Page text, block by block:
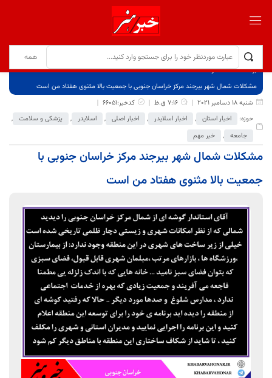
برگ نخست
نوشته‌ها
مشکلات شمال شهر بیرجند مرکز خراسان جنوبی با جمعیت بالا مثنوی هفتاد من است
شنبه 18 دسامبر 2021
7:16 ق.ظ
کدخبر:66051
حوزه:
اخبار استان , اخبار اسلایدر , اخبار اصلی , اسلایدر , پزشکی و سلامت ,
جامعه , خبر مهم
مشکلات شمال شهر بیرجند مرکز خراسان جنوبی با
جمعیت بالا مثنوی هفتاد من است